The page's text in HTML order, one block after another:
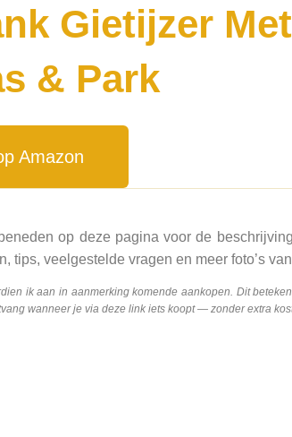
Gietijzer
& Park
Amazon
op deze pagina voor de
tips, veelgestelde vragen en meer foto’s
ik aan in aanmerking komende aankopen. Dit
wanneer je via deze link iets koopt — zonder extra